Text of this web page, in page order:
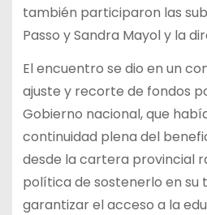
también participaron las
Passo y Sandra Mayol y la
El encuentro se dio en un
ajuste y recorte de fondos
Gobierno nacional, que
continuidad plena del
desde la cartera provincial
política de sostenerlo en su
garantizar el acceso a la